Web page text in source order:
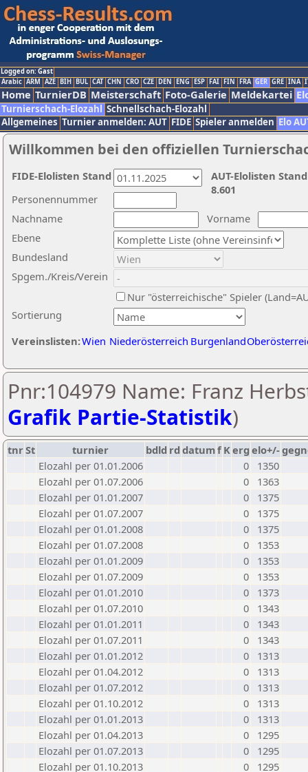
Logged on: Gast
Arabic ARM AZE BIH BUL CAT CHN CRO CZE DEN ENG ESP FAI FIN FRA GER GRE INA
Home TurnierDB Meisterschaft Foto-Galerie Meldekartei
Turnierschach-Elozahl Schnellschach-Elozahl
Allgemeines Turnier anmelden: AUT FIDE Spieler anmelden Elo
Willkommen bei den offiziellen
Nachname
Vorname
Ebene
Sortierung
Personennummer
Bundesland
Spgem./Kreis/Verein
Nur "österreichische" Spieler
Vereinslisten:Wien Niederösterreich Burgenland
AUT-Elolisten
8.601
FIDE-Elolisten Stand
Pnr:104979 Name: Franz
Grafik Partie-Statistik)
tnrSt turnier bdld rd datumf Kerg elo+/-
Elozahl per 01.01.2006
0
1350
Elozahl per 01.07.2006
0
1363
Elozahl per 01.01.2007
0
1375
Elozahl per 01.07.2007
0
1375
Elozahl per 01.01.2008
0
1375
Elozahl per 01.07.2008
0
1353
Elozahl per 01.01.2009
0
1353
Elozahl per 01.07.2009
0
1353
Elozahl per 01.01.2010
0
1373
Elozahl per 01.07.2010
0
1343
Elozahl per 01.01.2011
0
1343
Elozahl per 01.07.2011
0
1343
Elozahl per 01.01.2012
0
1313
Elozahl per 01.04.2012
0
1313
Elozahl per 01.07.2012
0
1313
Elozahl per 01.10.2012
0
1313
Elozahl per 01.01.2013
0
1313
Elozahl per 01.04.2013
0
1295
Elozahl per 01.07.2013
0
1295
Elozahl per 01.10.2013
0
1295